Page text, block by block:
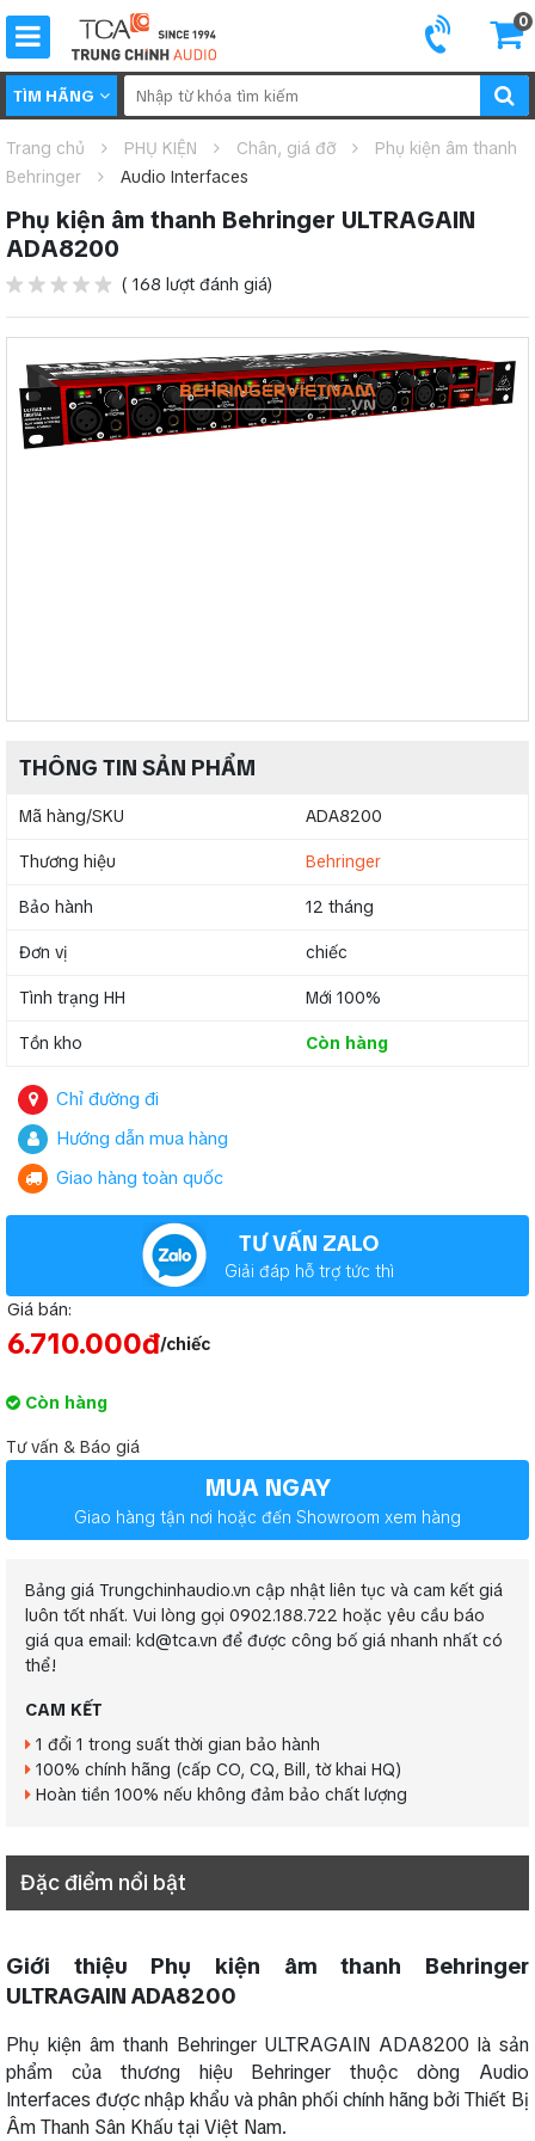
0
TÌM HÃNG
Trang chủ PHỤ KIỆN Chân, giá đỡ
Phụ kiện âm thanh
Behringer
Audio Interfaces
Phụ kiện âm thanh Behringer ULTRAGAIN
ADA8200
( 168 lượt đánh giá)
THÔNG TIN SẢN PHẨM
Mã hàng/SKU ADA8200
Thương hiệu Behringer
Bảo hành 12 tháng
Đơn vị chiếc
Tình trạng HH Mới 100%
Tồn kho Còn hàng
Chỉ đường đi
Hướng dẫn mua hàng
Giao hàng toàn quốc
TƯ VẤN ZALO
Giải đáp hỗ trợ tức thì
Giá bán:
6.710.000đ/chiếc
Còn hàng
Tư vấn & Báo giá
MUA NGAY
Giao hàng tận nơi hoặc đến Showroom xem hàng
Bảng giá Trungchinhaudio.vn cập nhật liên tục và cam kết giá
luôn tốt nhất. Vui lòng gọi 0902.188.722 hoặc yêu cầu báo
giá qua email: kd@tca.vn để được công bố giá nhanh nhất có
thể!
CAM KẾT
1 đổi 1 trong suất thời gian bảo hành
100% chính hãng (cấp CO, CQ, Bill, tờ khai HQ)
Hoàn tiền 100% nếu không đảm bảo chất lượng
Đặc điểm nổi bật
Giới thiệu Phụ kiện âm thanh Behringer
ULTRAGAIN ADA8200
Phụ kiện âm thanh Behringer ULTRAGAIN ADA8200 là sản
phẩm của thương hiệu Behringer thuộc dòng Audio
Interfaces được nhập khẩu và phân phối chính hãng bởi Thiết Bị
Âm Thanh Sân Khấu tại Việt Nam.